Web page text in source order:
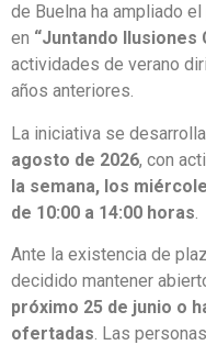
de Buelna ha ampliado
en “Juntando Ilusiones
actividades de verano
años anteriores.
La iniciativa se
agosto de 2026, con
la semana, los
de 10:00 a 14:00 horas
Ante la existencia de
decidido mantener
próximo 25 de junio o
ofertadas. Las